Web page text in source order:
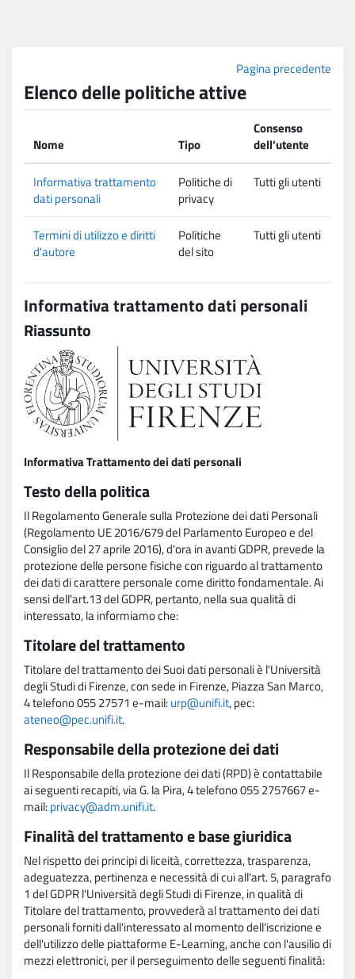
Pagina precedente
Elenco delle politiche attive
Nome Tipo
Consenso
dell'utente
Informativa trattamento
dati personali
Politiche di
privacy
Tutti gli utenti
Termini di utilizzo e diritti
d'autore
Politiche
del sito
Tutti gli utenti
Informativa trattamento dati personali
Riassunto
Informativa Trattamento dei dati personali
Testo della politica
Il Regolamento Generale sulla Protezione dei dati Personali
(Regolamento UE 2016/679 del Parlamento Europeo e del
Consiglio del 27 aprile 2016), d'ora in avanti GDPR, prevede la
protezione delle persone fisiche con riguardo al trattamento
dei dati di carattere personale come diritto fondamentale. Ai
sensi dell'art.13 del GDPR, pertanto, nella sua qualità di
interessato, la informiamo che:
Titolare del trattamento
Titolare del trattamento dei Suoi dati personali è l'Università
degli Studi di Firenze, con sede in Firenze, Piazza San Marco,
4 telefono 055 27571 e-mail:urp@unifi.it, pec:
ateneo@pec.unifi.it.
Responsabile della protezione dei dati
Il Responsabile della protezione dei dati (RPD) è contattabile
ai seguenti recapiti, via G. la Pira, 4 telefono 055 2757667 e-
mail:privacy@adm.unifi.it.
Finalità del trattamento e base giuridica
Nel rispetto dei principi di liceità, correttezza, trasparenza,
adeguatezza, pertinenza e necessità di cui all'art. 5, paragrafo
1 del GDPR l'Università degli Studi di Firenze, in qualità di
Titolare del trattamento, provvederà al trattamento dei dati
personali forniti dall'interessato al momento dell'iscrizione e
dell'utilizzo delle piattaforme E-Learning, anche con l'ausilio di
mezzi elettronici, per il perseguimento delle seguenti finalità: